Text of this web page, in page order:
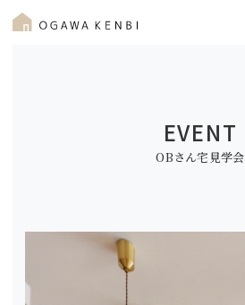
EVENT
OBさん宅見学会